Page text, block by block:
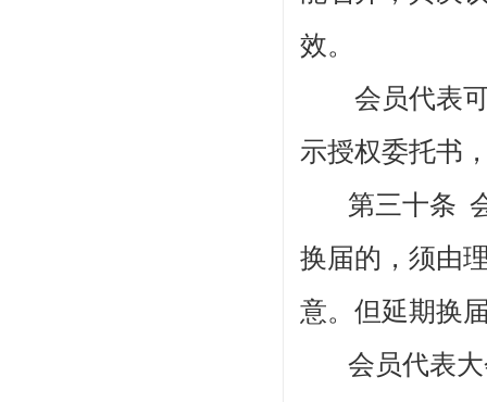
效。
会员代表
示授权委托书
第三十条
换届的，须由
意。但延期换
会员代表